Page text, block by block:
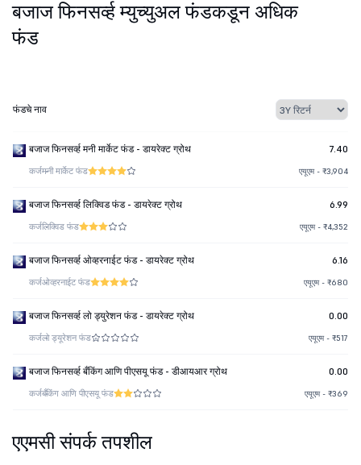
बजाज फिनसर्व्ह म्युच्युअल फंडकडून अधिक
फंड
फंडचे नाव
बजाज फिनसर्व्ह मनी मार्केट फंड - डायरेक्ट ग्रोथ 7.40
कर्जमनी मार्केट फंड एयूएम - ₹3,904
बजाज फिनसर्व्ह लिक्विड फंड - डायरेक्ट ग्रोथ 6.99
कर्जलिक्विड फंड एयूएम - ₹4,352
बजाज फिनसर्व्ह ओव्हरनाईट फंड - डायरेक्ट ग्रोथ 6.16
कर्जओव्हरनाईट फंड एयूएम - ₹680
बजाज फिनसर्व्ह लो ड्युरेशन फंड - डायरेक्ट ग्रोथ 0.00
कर्जलो ड्यूरेशन फंड एयूएम - ₹517
बजाज फिनसर्व्ह बँकिंग आणि पीएसयू फंड - डीआयआर ग्रोथ 0.00
कर्जबँकिंग आणि पीएसयू फंड एयूएम - ₹369
एएमसी संपर्क तपशील